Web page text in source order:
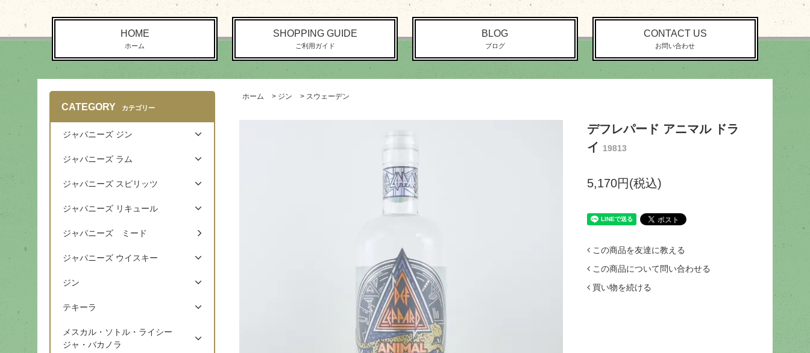
HOME
ホーム
SHOPPING GUIDE
ご利用ガイド
BLOG
ブログ
CONTACT US
お問い合わせ
ホーム > ジン > スウェーデン
デフレパード アニマル ドラ
イ 19813
5,170円(税込)
この商品を友達に教える
この商品について問い合わせる
買い物を続ける
CATEGORY カテゴリー
ジャパニーズ ジン
ジャパニーズ ラム
ジャパニーズ スピリッツ
ジャパニーズ リキュール
ジャパニーズ ミード
ジャパニーズ ウイスキー
ジン
テキーラ
メスカル・ソトル・ライシー
ジャ・バカノラ